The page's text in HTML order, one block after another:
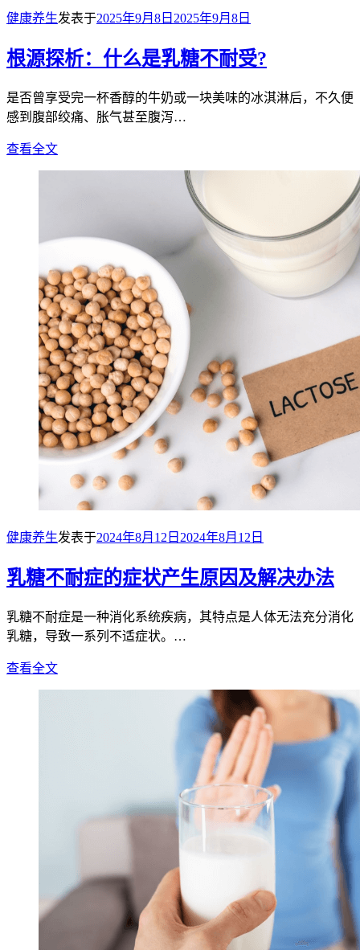
健康养生发表于2025年9月8日 2025年9月8日
根源探析：什么是乳糖不耐受?
是否曾享受完一杯香醇的牛奶或一块美味的冰淇淋后，不久便
感到腹部绞痛、胀气甚至腹泻…
查看全文
健康养生发表于2024年8月12日 2024年8月12日
乳糖不耐症的症状产生原因及解决办法
乳糖不耐症是一种消化系统疾病，其特点是人体无法充分消化
乳糖，导致一系列不适症状。…
查看全文